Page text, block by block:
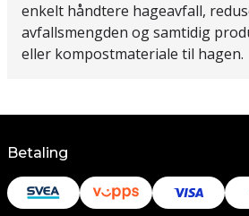
enkelt håndtere hageavfall,
avfallsmengden og samtidig
eller kompostmateriale til hagen.
Betaling